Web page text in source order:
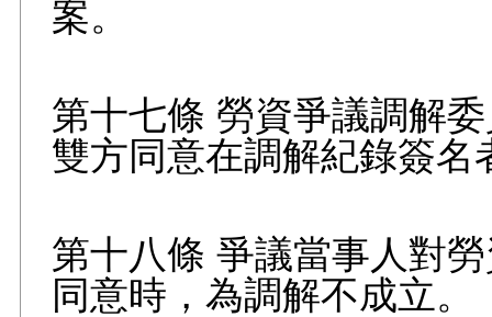
案。
第十七條 勞資爭議調解
雙方同意在調解紀錄簽名
第十八條 爭議當事人對
同意時，為調解不成立。